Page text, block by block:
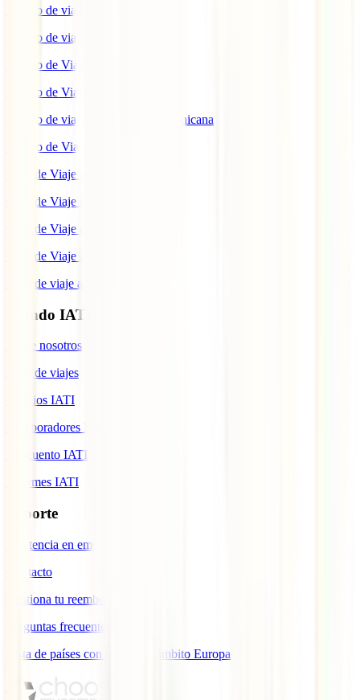
Seguro de viaje a Reino Unido
Seguro de viaje a México
Seguro de Viaje a Tailandia
Seguro de Viaje a China
Seguro de viaje a República Dominicana
Seguro de Viaje a Colombia
Guía de Viaje a Estados Unidos
Guía de Viaje a México
Guía de Viaje a Marruecos
Guía de Viaje a Cuba
Guía de viaje a Indonesia
Mundo IATI
Sobre nosotros
Blog de viajes
Premios IATI
Colaboradores IATI
Descuento IATI
Informes IATI
Soporte
Asistencia en emergencias
Contacto
Gestiona tu reembolso
Preguntas frecuentes
Lista de países con cobertura ámbito Europa